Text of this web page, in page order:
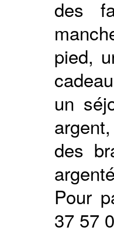
des
pied,
un
des
Pour
37 57